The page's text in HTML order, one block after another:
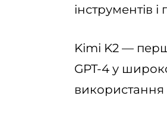
інструментів
Kimi K2 —
GPT-4 у
використання